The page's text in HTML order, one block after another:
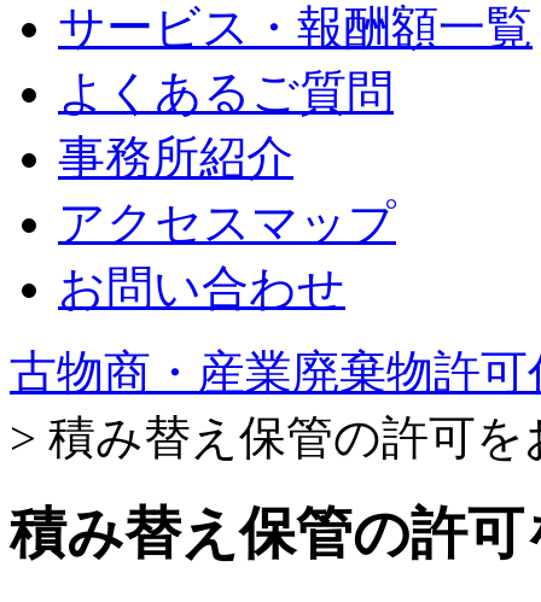
サービス・報酬額一覧
よくあるご質問
事務所紹介
アクセスマップ
お問い合わせ
古物商・産業廃棄物許
> 積み替え保管の許可
積み替え保管の許